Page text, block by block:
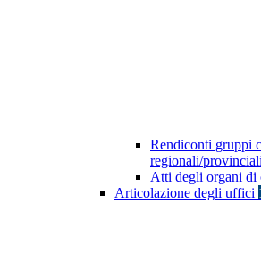
Rendiconti gruppi
regionali/provinciali
Atti degli organi di
Articolazione degli uffici